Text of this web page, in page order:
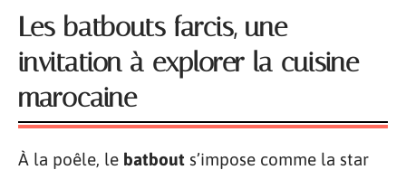
Les batbouts farcis, une
invitation à explorer la cuisine
marocaine
À la poêle, le batbout s’impose comme la star